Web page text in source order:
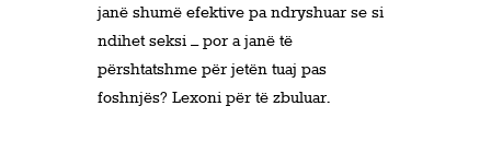
janë shumë efektive pa ndryshuar se si
ndihet seksi – por a janë të
përshtatshme për jetën tuaj pas
foshnjës? Lexoni për të zbuluar.